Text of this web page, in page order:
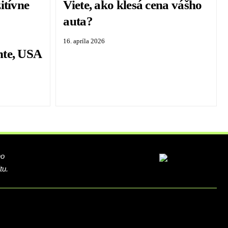
USA
Viete, ako klesá cena vášho
auta?
16. apríla 2026